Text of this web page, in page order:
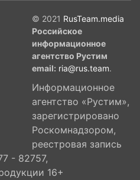
© 2021 RusTeam.media
Российское
информационное
агентство Рустим
email: ria@rus.team.
Информационное
агентство «Рустим»,
зарегистрировано
Роскомнадзором,
реестровая запись
- 82757,
16+